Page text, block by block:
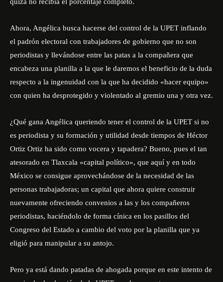
Ahora, Angélica busca hacerse del control de la UPET inflando
el padrón electoral con trabajadores de gobierno que no son
periodistas y llevándose entre las patas a la compañera que
encabeza una planilla a la que le daremos el beneficio de la duda
respecto a la ingenuidad con la que ha decidido «hacer equipo»
con quien ha desprotegido y violentado al gremio una y otra vez.
¿Qué gana Angélica queriendo tener el control de la UPET si no
es periodista y su formación y utilidad desde tiempos de Héctor
Ortiz Ortiz ha sido como vocera y tapadera? Bueno, pues el tan
atesorado en Tlaxcala «capital político», que aquí y en todo
México se consigue aprovechándose de la necesidad de las
personas trabajadoras; un capital que ahora quiere construir
nuevamente ofreciendo convenios a las y los compañeros
periodistas, haciéndolo de forma cínica en los pasillos del
Congreso del Estado a cambio del voto por la planilla que ya
eligió para manipular a su antojo.
Pero ya está dando patadas de ahogada porque en este intento de